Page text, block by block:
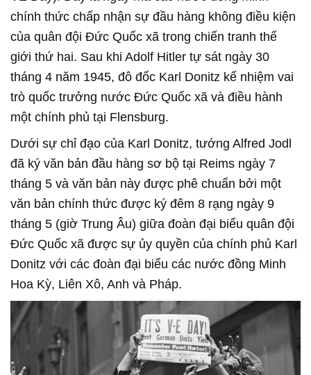
chính thức chấp nhận sự đầu hàng không điều kiện
của quân đội Đức Quốc xã trong chiến tranh thế
giới thứ hai. Sau khi Adolf Hitler tự sát ngày 30
tháng 4 năm 1945, đô đốc Karl Donitz kế nhiệm vai
trò quốc trưởng nước Đức Quốc xã và điều hành
một chính phủ tại Flensburg.
Dưới sự chỉ đạo của Karl Donitz, tướng Alfred Jodl
đã ký văn bản đầu hàng sơ bộ tại Reims ngày 7
tháng 5 và văn bản này được phê chuẩn bởi một
văn bản chính thức được ký đêm 8 rạng ngày 9
tháng 5 (giờ Trung Âu) giữa đoàn đại biểu quân đội
Đức Quốc xã được sự ủy quyền của chính phủ Karl
Donitz với các đoàn đại biểu các nước đồng Minh
Hoa Kỳ, Liên Xô, Anh và Pháp.